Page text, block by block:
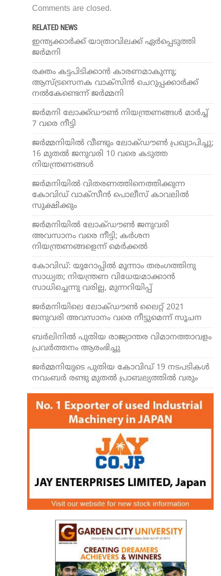
Comments are closed.
RELATED NEWS
ഇന്ത്യക്കാര്‍ക്ക് യാത്രാവിലക്ക് ഏര്‍പ്പെടുത്തി
ജര്‍മനി
രക്തം കട്ടപിടിക്കാന്‍ കാരണമാകുന്നു;
ആസ്ട്രസെനക വാക്‌സിന്‍ ചെറുപ്പക്കാര്‍ക്ക്
നല്‍കേണ്ടെന്ന് ജര്‍മ്മനി
ജര്‍മനി ലോക്ക്ഡൗണ്‍ നിയന്ത്രണങ്ങള്‍ മാര്‍ച്ച്
7 വരെ നീട്ടി
ജര്‍മ്മനിയില്‍ വീണ്ടും ലോക്ഡൗണ്‍ പ്രഖ്യാപിച്ചു;
16 മുതല്‍ ജനുവരി 10 വരെ കടുത്ത
നിയന്ത്രണങ്ങള്‍
ജര്‍മനിയില്‍ വിതരണത്തിനെത്തിക്കുന്ന
കോവിഡ് വാക്‌സീന്‍ പൊലീസ് കാവലില്‍
സുക്ഷിക്കും
ജര്‍മനിയില്‍ ലോക്ഡൗണ്‍ ജനുവരി
അവസാനം വരെ നീട്ടി; കര്‍ശന
നിയന്ത്രണങ്ങളെന്ന് മെര്‍ക്കല്‍
കോവിഡ്: യൂറോപ്പില്‍ മൂന്നാം തരംഗത്തിനു
സാധ്യത; നിയന്ത്രണ വിധേയമാക്കാന്‍
സാധിച്ചെന്നു വരില്ല, മുന്നറിയിപ്പ്
ജര്‍മനിയിലെ ലോക്ഡൗണ്‍ ലൈറ്റ് 2021
ജനുവരി അവസാനം വരെ നീട്ടുമെന്ന് സൂചന
ബര്‍ലിനില്‍ പുതിയ രാജ്യാന്തര വിമാനത്താവളം
പ്രവര്‍ത്തനം ആരംഭിച്ചു
ജര്‍മ്മനിയുടെ പുതിയ കോവിഡ് 19 നടപടികള്‍
നവംബര്‍ രണ്ടു മുതല്‍ പ്രാബല്യത്തില്‍ വരും